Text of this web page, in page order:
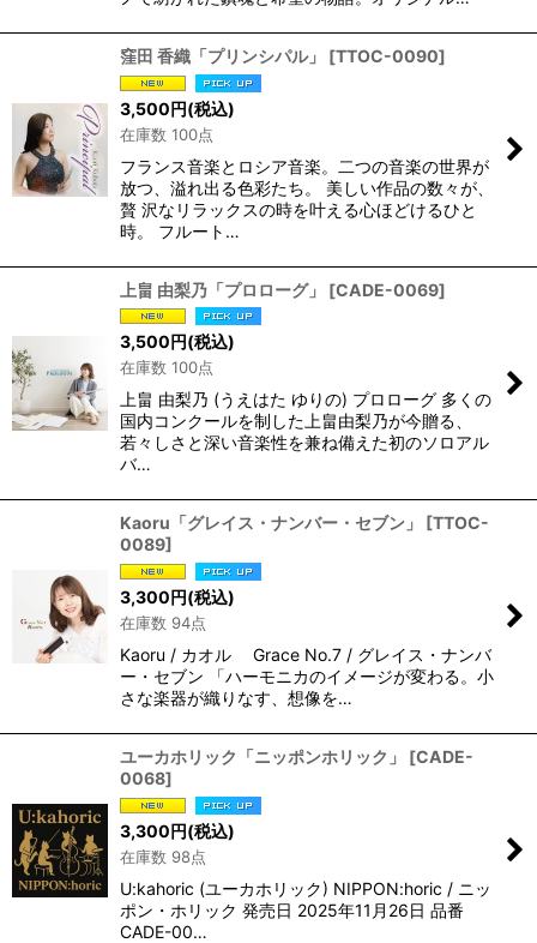
窪田 香織「プリンシパル」 [TTOC-0090]
3,500円(税込)
在庫数 100点
フランス音楽とロシア音楽。二つの音楽の世界が
放つ、溢れ出る色彩たち。 美しい作品の数々が、
贅 沢なリラックスの時を叶える心ほどけるひと
時。 フルート…
上畠 由梨乃「プロローグ」 [CADE-0069]
3,500円(税込)
在庫数 100点
上畠 由梨乃 (うえはた ゆりの) プロローグ 多くの
国内コンクールを制した上畠由梨乃が今贈る、
若々しさと深い音楽性を兼ね備えた初のソロアル
バ…
Kaoru「グレイス・ナンバー・セブン」 [TTOC-
0089]
3,300円(税込)
在庫数 94点
Kaoru / カオル Grace No.7 / グレイス・ナンバ
ー・セブン 「ハーモニカのイメージが変わる。小
さな楽器が織りなす、想像を…
ユーカホリック「ニッポンホリック」 [CADE-
0068]
3,300円(税込)
在庫数 98点
U:kahoric (ユーカホリック) NIPPON:horic / ニッ
ポン・ホリック 発売日 2025年11月26日 品番
CADE-00…